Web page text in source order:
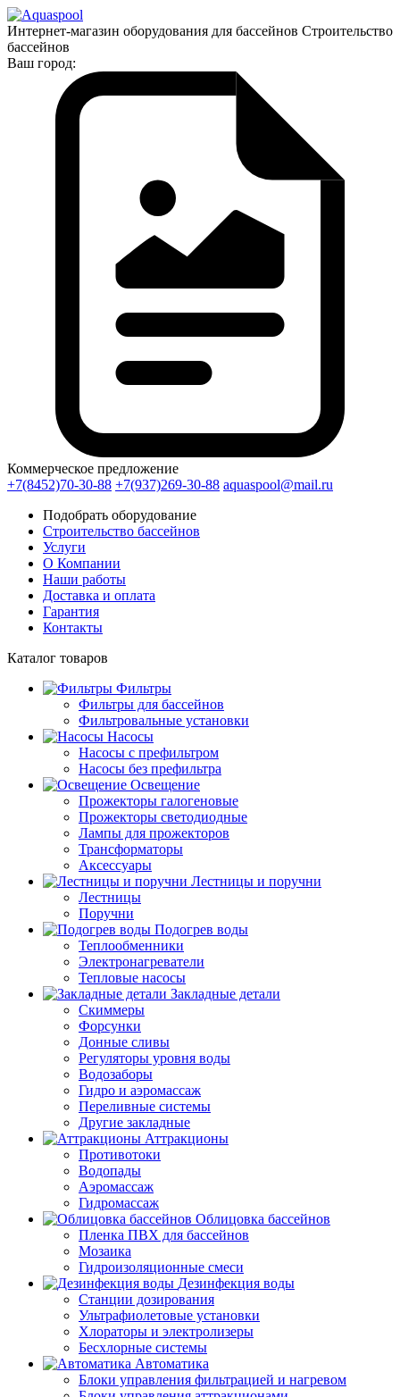
Интернет-магазин оборудования для бассейнов Строительство
бассейнов
Ваш город:
Коммерческое предложение
+7(8452)70-30-88 +7(937)269-30-88 aquaspool@mail.ru
Подобрать оборудование
Строительство бассейнов
Услуги
О Компании
Наши работы
Доставка и оплата
Гарантия
Контакты
Каталог товаров
Фильтры
Фильтры для бассейнов
Фильтровальные установки
Насосы
Насосы с префильтром
Насосы без префильтра
Освещение
Прожекторы галогеновые
Прожекторы светодиодные
Лампы для прожекторов
Трансформаторы
Аксессуары
Лестницы и поручни
Лестницы
Поручни
Подогрев воды
Теплообменники
Электронагреватели
Тепловые насосы
Закладные детали
Скиммеры
Форсунки
Донные сливы
Регуляторы уровня воды
Водозаборы
Гидро и аэромассаж
Переливные системы
Другие закладные
Аттракционы
Противотоки
Водопады
Аэромассаж
Гидромассаж
Облицовка бассейнов
Пленка ПВХ для бассейнов
Мозаика
Гидроизоляционные смеси
Дезинфекция воды
Станции дозирования
Ультрафиолетовые установки
Хлораторы и электролизеры
Бесхлорные системы
Автоматика
Блоки управления фильтрацией и нагревом